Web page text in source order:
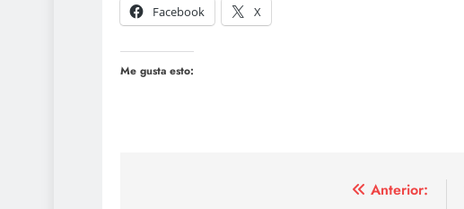
Facebook
X
Me gusta esto:
Anterior: